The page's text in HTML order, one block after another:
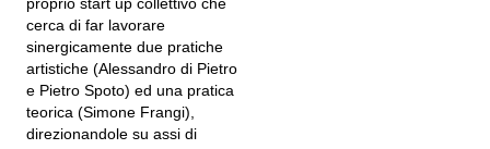
cerca di far lavorare
sinergicamente due pratiche
artistiche (Alessandro di Pietro
e Pietro Spoto) ed una pratica
teorica (Simone Frangi),
direzionandole su assi di